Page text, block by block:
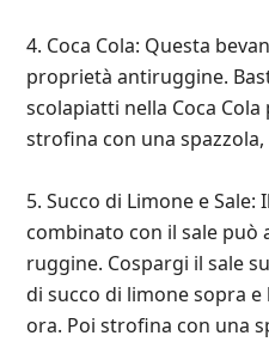
4. Coca Cola: Questa
proprietà antiruggine.
scolapiatti nella Coca Cola
strofina con una
5. Succo di Limone e
combinato con il sale può
ruggine. Cospargi il sale
di succo di limone sopra
ora. Poi strofina con una